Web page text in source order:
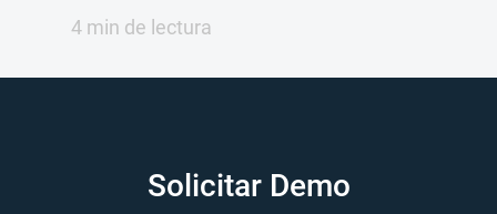
4 min de lectura
Solicitar Demo